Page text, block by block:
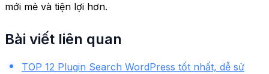
mới mẻ và tiện lợi hơn.
Bài viết liên quan
TOP 12 Plugin Search WordPress tốt nhất, dễ sử